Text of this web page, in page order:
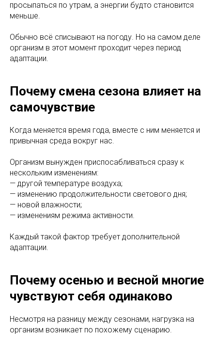
просыпаться по утрам, а энергии будто становится
меньше.
Обычно всё списывают на погоду. Но на самом деле
организм в этот момент проходит через период
адаптации.
Почему смена сезона влияет на
самочувствие
Когда меняется время года, вместе с ним меняется и
привычная среда вокруг нас.
Организм вынужден приспосабливаться сразу к
нескольким изменениям:
— другой температуре воздуха;
— изменению продолжительности светового дня;
— новой влажности;
— изменениям режима активности.
Каждый такой фактор требует дополнительной
адаптации.
Почему осенью и весной многие
чувствуют себя одинаково
Несмотря на разницу между сезонами, нагрузка на
организм возникает по похожему сценарию.